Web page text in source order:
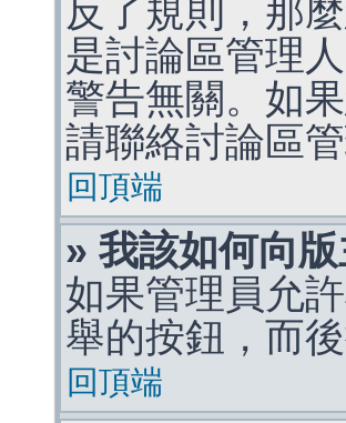
反了規則，那
是討論區管理
警告無關。如
請聯絡討論區管
回頂端
» 我該如何向
如果管理員允
舉的按鈕，而
回頂端